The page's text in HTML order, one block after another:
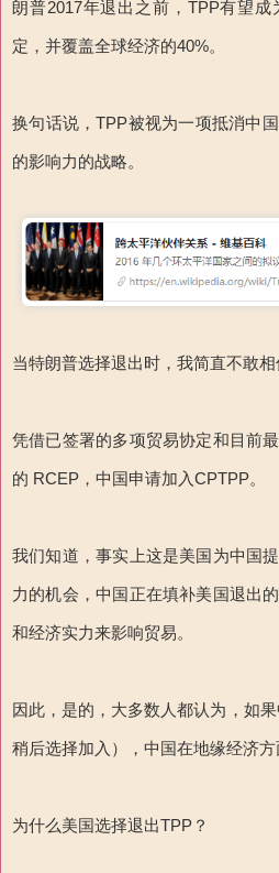
朗普2017年退出之前，TPP有望
定，并覆盖全球经济的40%。
换句话说，TPP被视为一项抵消中
的影响力的战略。
当特朗普选择退出时，我简直不敢相
凭借已签署的多项贸易协定和目前
的 RCEP，中国申请加入CPTPP。
我们知道，事实上这是美国为中国
力的机会，中国正在填补美国退出
和经济实力来影响贸易。
因此，是的，大多数人都认为，如
稍后选择加入），中国在地缘经济方
为什么美国选择退出TPP？